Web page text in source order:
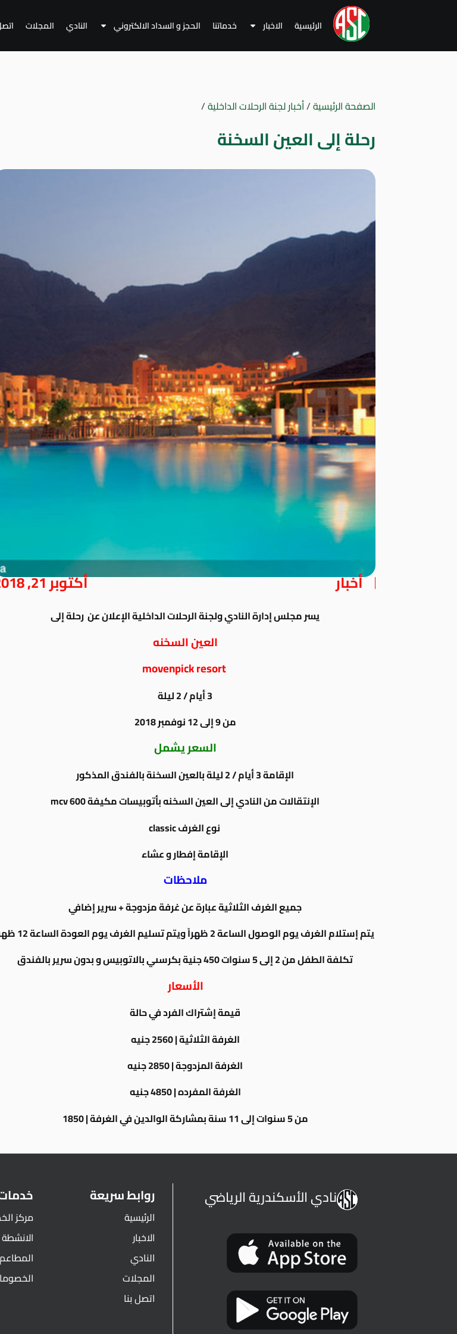
الرئيسية الاخبار خدماتنا الحجز و السداد الالكتروني النادي المجلات
الصفحة الرئيسية/أخبار لجنة الرحلات الداخلية/
رحلة إلى العين السخنة
أخبار أكتوبر 21, 2018
يسر مجلس إدارة النادي ولجنة الرحلات الداخلية الإعلان عن رحلة إلى
العين السخنه
movenpick resort
3 أيام / 2 ليلة
من 9 إلى 12 نوفمبر 2018
السعر يشمل
الإقامة 3 أيام / 2 ليلة بالعين السخنة بالفندق المذكور
الإنتقالات من النادي إلى العين السخنه بأتوبيسات مكيفة mcv 600
نوع الغرف classic
الإقامة إفطار و عشاء
ملاحظات
جميع الغرف الثلاثية عبارة عن غرفة مزدوجة + سرير إضافي
يتم إستلام الغرف يوم الوصول الساعة 2 ظهراً ويتم تسليم الغرف يوم العودة الساعة 12 ظهراً
تكلفة الطفل من 2 إلى 5 سنوات 450 جنية بكرسىي بالاتوبيس و بدون سرير بالفندق
الأسعار
قيمة إشتراك الفرد في حالة
الغرفة الثلاثية | 2560 جنيه
الغرفة المزدوجة | 2850 جنيه
الغرفة المفرده | 4850 جنيه
من 5 سنوات إلى 11 سنة بمشاركة الوالدين في الغرفة | 1850
نادي الأسكندرية الرياضي روابط سريعة
الرئيسية
الاخبار
النادي
المجلات
اتصل بنا
مركز
الانشطة
المطاعم